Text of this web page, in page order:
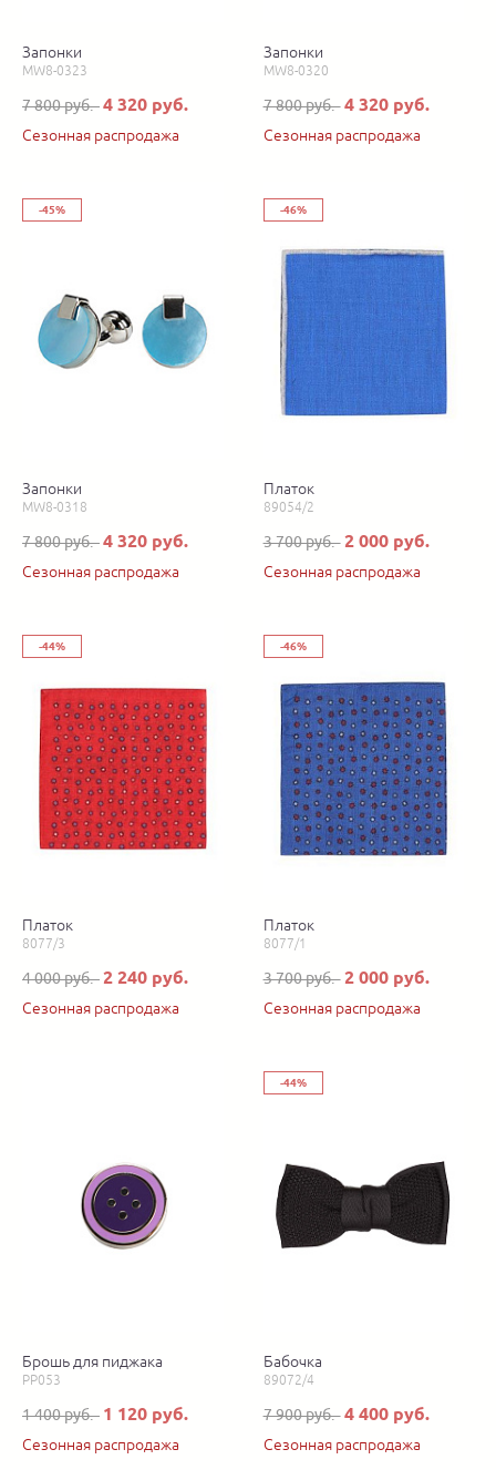
Запонки
MW8-0323
7 800 руб.4 320 руб.
Сезонная распродажа
Запонки
MW8-0320
7 800 руб. 4 320 руб.
Сезонная распродажа
-45%
Запонки
MW8-0318
7 800 руб.4 320 руб.
Сезонная распродажа
-46%
Платок
89054/2
3 700 руб. 2 000 руб.
Сезонная распродажа
-44%
Платок
8077/3
4 000 руб.2 240 руб.
Сезонная распродажа
-46%
Платок
8077/1
3 700 руб. 2 000 руб.
Сезонная распродажа
Брошь для пиджака
PP053
1 400 руб. 1 120 руб.
Сезонная распродажа
-44%
Бабочка
89072/4
7 900 руб. 4 400 руб.
Сезонная распродажа